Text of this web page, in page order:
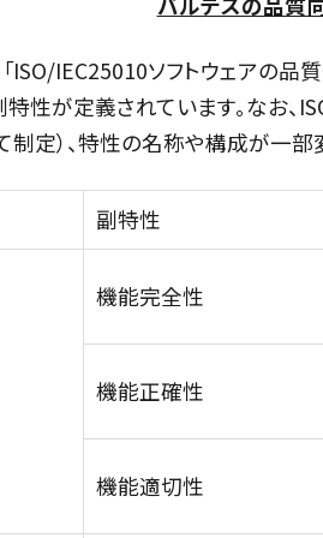
「ISO/IEC25010ソフトウェアの
性が定義されています。なお、
定）、特性の名称や構成が一部
副特性
機能完全性
機能正確性
機能適切性